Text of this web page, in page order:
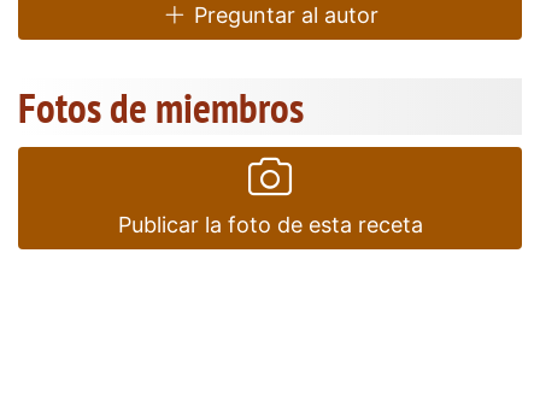
Preguntar al autor
Fotos de miembros
Publicar la foto de esta receta